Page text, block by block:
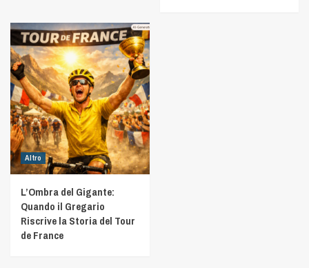
Altro
L’Ombra del Gigante:
Quando il Gregario
Riscrive la Storia del Tour
de France